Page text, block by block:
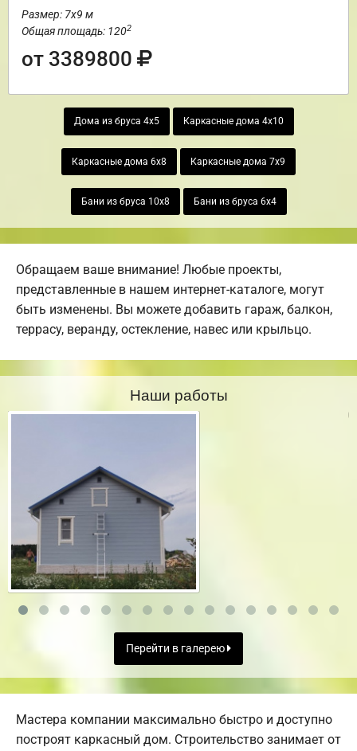
Размер: 7х9 м
Общая площадь: 1202
от 3389800
Дома из бруса 4х5 Каркасные дома 4х10
Каркасные дома 6х8 Каркасные дома 7х9
Бани из бруса 10х8 Бани из бруса 6х4
Обращаем ваше внимание! Любые проекты,
представленные в нашем интернет-каталоге, могут
быть изменены. Вы можете добавить гараж, балкон,
террасу, веранду, остекление, навес или крыльцо.
Наши работы
Перейти в галерею
Мастера компании максимально быстро и доступно
построят каркасный дом. Строительство занимает от